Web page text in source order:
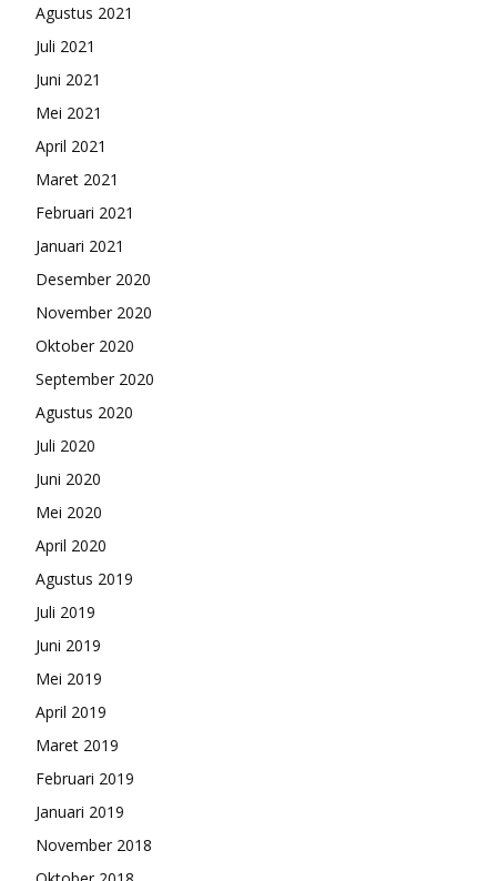
Agustus 2021
Juli 2021
Juni 2021
Mei 2021
April 2021
Maret 2021
Februari 2021
Januari 2021
Desember 2020
November 2020
Oktober 2020
September 2020
Agustus 2020
Juli 2020
Juni 2020
Mei 2020
April 2020
Agustus 2019
Juli 2019
Juni 2019
Mei 2019
April 2019
Maret 2019
Februari 2019
Januari 2019
November 2018